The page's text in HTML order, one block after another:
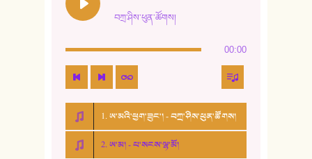
བཀྲ་ཤིས་ཕུན་ཚོགས།
00:00
1. ཨ་མའི་ཕྱག་ཟུང་། - བཀྲ་ཤིས་ཕུན་ཚོགས།
2. ཨ་མ། - པ་སངས་ལྷ་མོ།